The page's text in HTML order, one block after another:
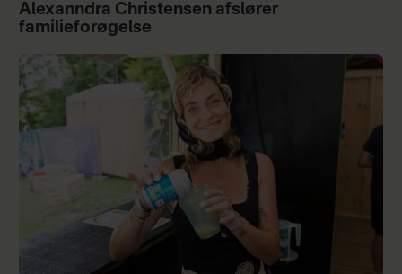
Alexanndra Christensen afslører
familieforøgelse